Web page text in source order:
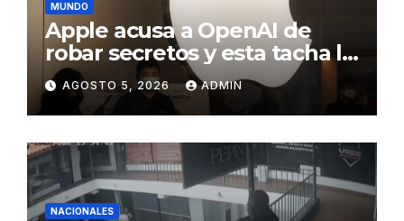
MUNDO
Apple acusa a OpenAI de
robar secretos y esta tacha la
demanda de «agresiva y
personal»
AGOSTO 5, 2026 ADMIN
NACIONALES